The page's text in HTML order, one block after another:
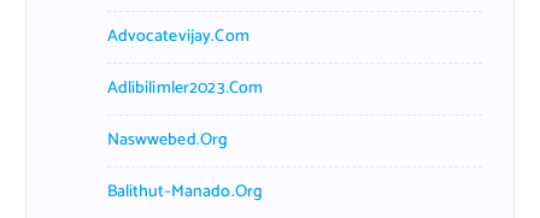
Advocatevijay.com
Adlibilimler2023.com
Naswwebed.org
Balithut-Manado.org